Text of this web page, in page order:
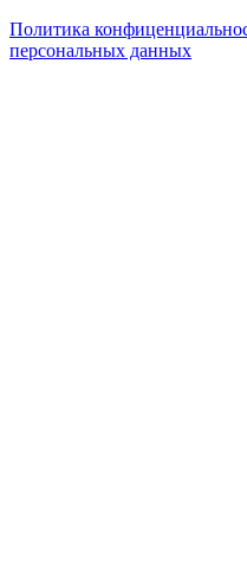
Политика
персональных данных